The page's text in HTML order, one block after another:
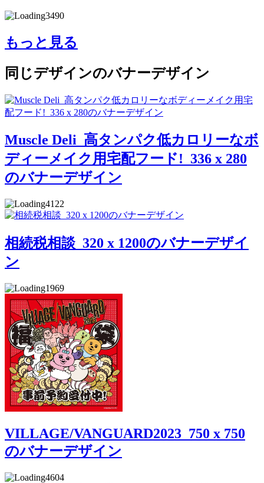
3490
もっと見る
同じデザインのバナーデザイン
Muscle Deli_高タンパク低カロリーなボ
ディーメイク用宅配フード!_336 x 280
のバナーデザイン
4122
相続税相談_320 x 1200のバナーデザイ
ン
1969
VILLAGE/VANGUARD2023_750 x 750
のバナーデザイン
4604